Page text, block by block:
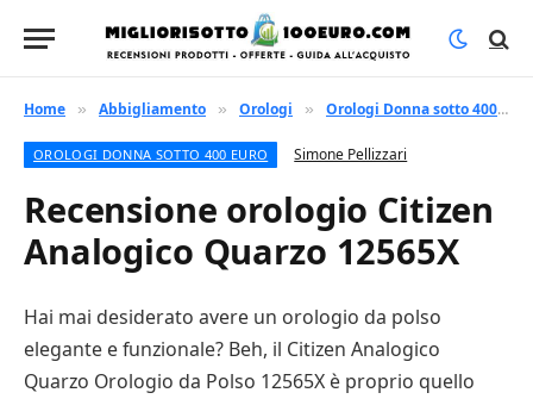
Home » Abbigliamento » Orologi » Orologi Donna sotto 400 euro
OROLOGI DONNA SOTTO 400 EURO Simone Pellizzari
Recensione orologio Citizen
Analogico Quarzo 12565X
Hai mai desiderato avere un orologio da polso
elegante e funzionale? Beh, il Citizen Analogico
Quarzo Orologio da Polso 12565X è proprio quello